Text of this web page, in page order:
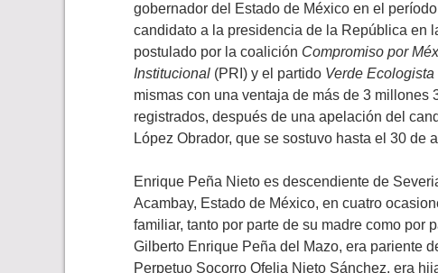
gobernador del Estado de México en el
candidato a la presidencia de la República en
postulado por la coalición Compromiso por
Institucional (PRI) y el partido Verde
mismas con una ventaja de más de 3
registrados, después de una apelación del
López Obrador, que se sostuvo hasta el 30 de
Enrique Peña Nieto es descendiente de
Acambay, Estado de México, en cuatro
familiar, tanto por parte de su madre como por
Gilberto Enrique Peña del Mazo, era pariente
Perpetuo Socorro Ofelia Nieto Sánchez, era